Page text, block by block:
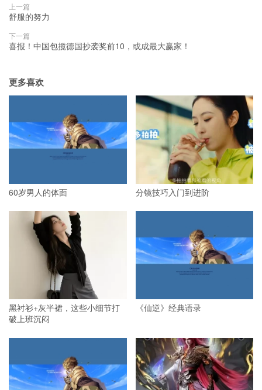
上一篇
舒服的努力
下一篇
喜报！中国包揽德国抄袭奖前10，或成最大赢家！
更多喜欢
60岁男人的体面 分镜技巧入门到进阶
黑衬衫+灰半裙，这些小细节打
破上班沉闷
《仙逆》经典语录